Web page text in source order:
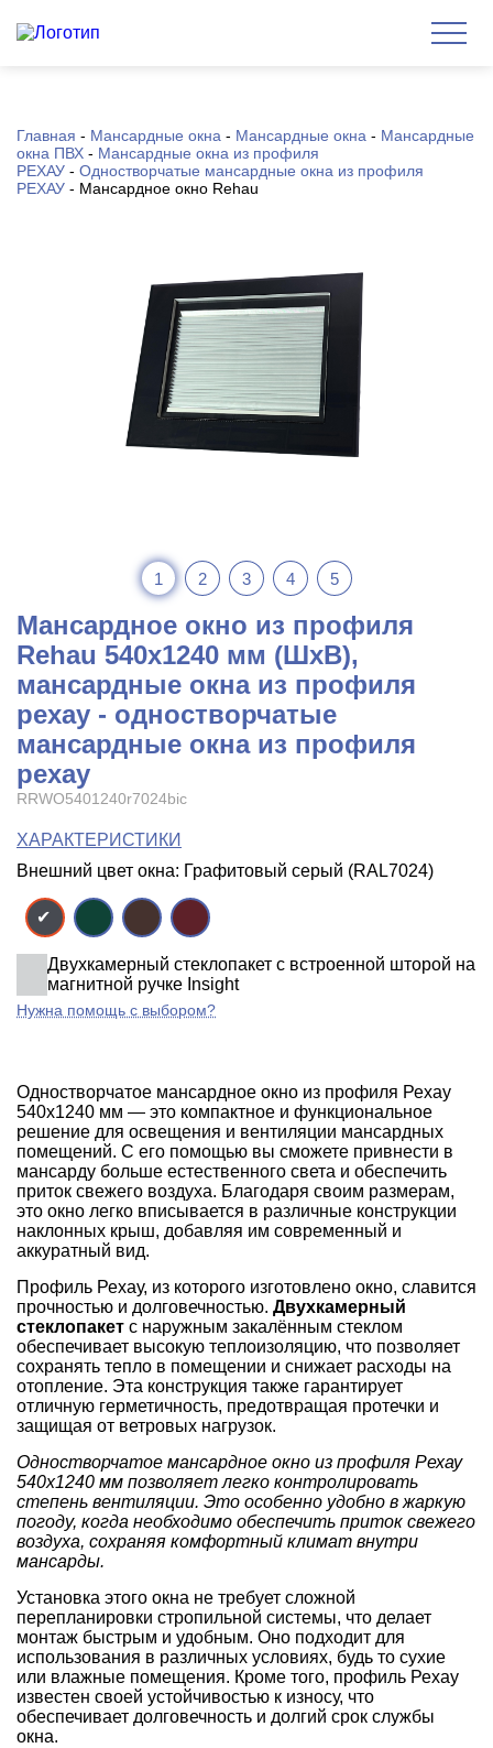
Главная - Мансардные окна - Мансардные окна - Мансардные
окна ПВХ - Мансардные окна из профиля
РЕХАУ - Одностворчатые мансардные окна из профиля
РЕХАУ - Мансардное окно Rehau
1 2 3 4 5
Мансардное окно из профиля
Rehau 540x1240 мм (ШхВ),
мансардные окна из профиля
рехау - одностворчатые
мансардные окна из профиля
рехау
RRWO5401240r7024bic
ХАРАКТЕРИСТИКИ
Внешний цвет окна: Графитовый серый (RAL7024)
Двухкамерный стеклопакет с встроенной шторой на
магнитной ручке Insight
Нужна помощь с выбором?
Одностворчатое мансардное окно из профиля Рехау
540x1240 мм — это компактное и функциональное
решение для освещения и вентиляции мансардных
помещений. С его помощью вы сможете привнести в
мансарду больше естественного света и обеспечить
приток свежего воздуха. Благодаря своим размерам,
это окно легко вписывается в различные конструкции
наклонных крыш, добавляя им современный и
аккуратный вид.
Профиль Рехау, из которого изготовлено окно, славится
прочностью и долговечностью. Двухкамерный
стеклопакет с наружным закалённым стеклом
обеспечивает высокую теплоизоляцию, что позволяет
сохранять тепло в помещении и снижает расходы на
отопление. Эта конструкция также гарантирует
отличную герметичность, предотвращая протечки и
защищая от ветровых нагрузок.
Одностворчатое мансардное окно из профиля Рехау
540x1240 мм позволяет легко контролировать
степень вентиляции. Это особенно удобно в жаркую
погоду, когда необходимо обеспечить приток свежего
воздуха, сохраняя комфортный климат внутри
мансарды.
Установка этого окна не требует сложной
перепланировки стропильной системы, что делает
монтаж быстрым и удобным. Оно подходит для
использования в различных условиях, будь то сухие
или влажные помещения. Кроме того, профиль Рехау
известен своей устойчивостью к износу, что
обеспечивает долговечность и долгий срок службы
окна.